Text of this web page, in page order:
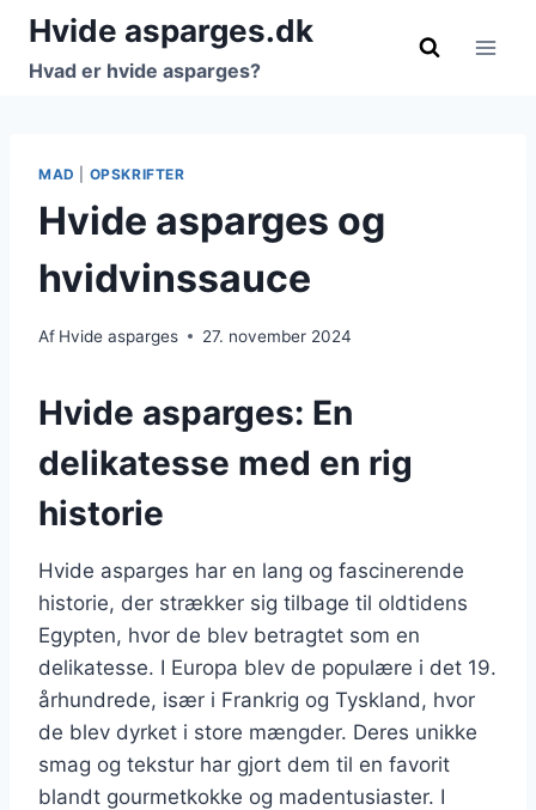
Fortsæt
indhold
Hvide asparges.dk
Hvad er hvide asparges?
MAD OPSKRIFTER
Hvide asparges og
hvidvinssauce
Af Hvide asparges 27. november 2024
Hvide asparges: En
delikatesse med en rig
historie
Hvide asparges har en lang og fascinerende
historie, der strækker sig tilbage til oldtidens
Egypten, hvor de blev betragtet som en
delikatesse. I Europa blev de populære i det 19.
århundrede, især i Frankrig og Tyskland, hvor
de blev dyrket i store mængder. Deres unikke
smag og tekstur har gjort dem til en favorit
blandt gourmetkokke og madentusiaster. I